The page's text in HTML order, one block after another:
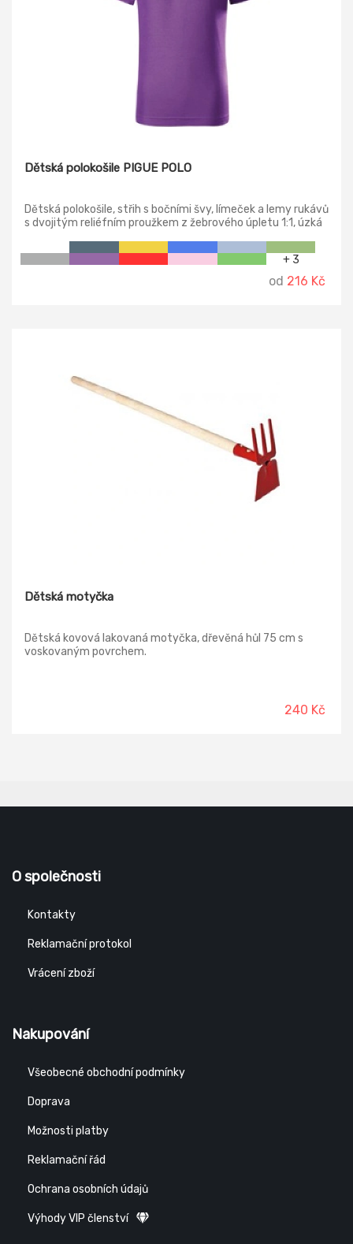
Dětská polokošile PIGUE POLO
Dětská polokošile, střih s bočními švy, límeček a lemy rukávů
s dvojitým reliéfním proužkem z žebrového úpletu 1:1, úzká
ramenních švů páskou.
+ 3
od 216 Kč
Dětská motyčka
Dětská kovová lakovaná motyčka, dřevěná hůl 75 cm s
voskovaným povrchem.
240 Kč
O společnosti
Kontakty
Reklamační protokol
Vrácení zboží
Nakupování
Všeobecné obchodní podmínky
Doprava
Možnosti platby
Reklamační řád
Ochrana osobních údajů
Výhody VIP členství